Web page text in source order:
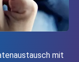
mit